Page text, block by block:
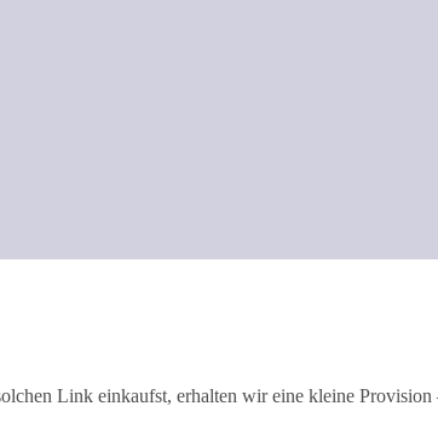
Link einkaufst, erhalten wir eine kleine